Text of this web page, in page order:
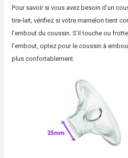
Pour savoir si vous avez besoin d’un
tire-lait, vérifiez si votre mamelon tient
l’embout du coussin. S’il touche ou
l’embout, optez pour le coussin à
plus confortablement.